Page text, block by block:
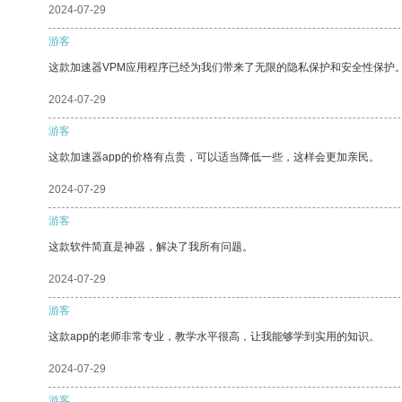
2024-07-29
游客
这款加速器VPM应用程序已经为我们带来了无限的隐私保护和安全性保护
2024-07-29
游客
这款加速器app的价格有点贵，可以适当降低一些，这样会更加亲民。
2024-07-29
游客
这款软件简直是神器，解决了我所有问题。
2024-07-29
游客
这款app的老师非常专业，教学水平很高，让我能够学到实用的知识。
2024-07-29